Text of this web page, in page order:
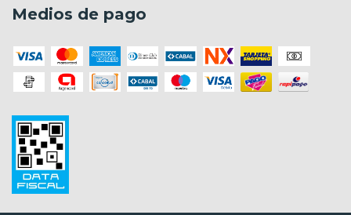
Medios de pago